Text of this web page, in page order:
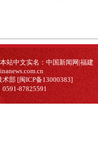
站中文实名：中国新闻网|福建
部 [闽ICP备13000383]
87825591